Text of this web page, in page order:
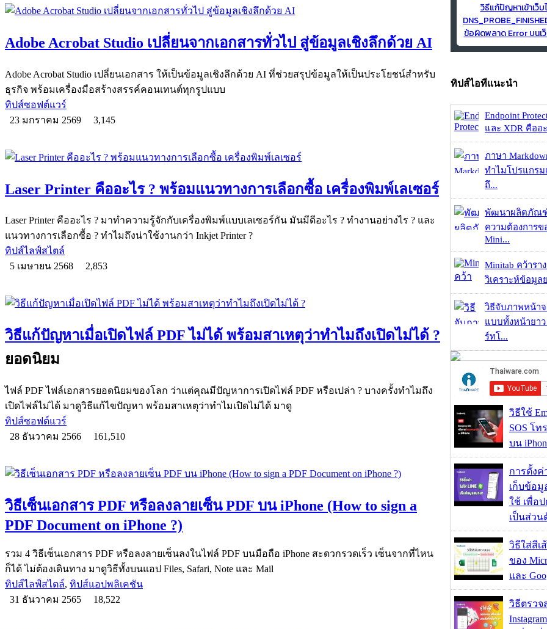
Adobe Acrobat Studio เปลี่ยนจากเอกสารทั่วไป สู่ข้อมูลเชิงลึกด้วย AI
Adobe Acrobat Studio เปลี่ยนเอกสาร ให้เป็นข้อมูลเชิงลึกด้วย AI ที่ช่วยสรุปข้อมูลให้เป็นประโยชน์สำหรับ
ธุรกิจ พร้อมเครื่องมือสร้างสรรค์คอนเทนต์ทุกรูปแบบ
ทิปส์ซอฟต์แวร์
23 มกราคม 2569
3,145
Laser Printer คืออะไร ? พร้อมแนวทางการเลือกซื้อ เครื่องพิมพ์เลเซอร์
Laser Printer คืออะไร ? มาทำความรู้จักกับเครื่องพิมพ์แบบเลเซอร์กัน มันมีดีอะไร ? ทำงานอย่างไร ? และ
แนวทางการเลือกซื้อ ? ทำไมถึงน่าใช้งานกว่า Inkjet Printer ?
ทิปส์ไลฟ์สไตล์
5 เมษายน 2568
2,853
วิธีแก้ปัญหาเมื่อเปิดไฟล์ PDF ไม่ได้ พร้อมสาเหตุว่าทำไมถึงเปิดไม่ได้ ?
ยอดนิยม
ไฟล์ PDF ไฟล์เอกสารยอดนิยมของโลก ว่าแต่คุณมีปัญหาการเปิดไฟล์ PDF หรือเปล่า ? บางครั้งทำไมถึง
เปิดไฟล์ไม่ได้ มาดูวิธีแก้ไขปัญหา พร้อมสาเหตุว่าทำไมเปิดไม่ได้ มาดู
ทิปส์ซอฟต์แวร์
28 ธันวาคม 2566
161,510
วิธีเซ็นเอกสาร PDF หรือลงลายเซ็น PDF บน iPhone (How to sign a
PDF Document on iPhone ?)
รวม 4 วิธีเซ็นเอกสาร PDF หรือลงลายเซ็นลงในไฟล์ PDF บนมือถือ iPhone สะดวกรวดเร็ว เซ็นจากที่ไหน
ก็ได้ ไม่ต้องเดินทาง มาดูวิธีทั้งบนแอป Files, Safari, Note และ Mail
ทิปส์ไลฟ์สไตล์, ทิปส์แอปพลิเคชัน
31 ธันวาคม 2565
18,522
วิธีแก้ปัญหาเข้าเว็บ
ข้อผิดพลาด Error บนเว็
ทิปส์ไอทีแนะนำ
Endpoint
และ XDR คืออ
ภาษา
ทำไมโปรแกรม
ถึ...
พัฒนาผลิตภัณ
ความต้องการข
Mini...
Minitab คว้ารา
วิเคราะห์ข้อมูล
วิธีจับภาพหน้าจ
แบบทั้งหน้ายา
ร์ทโ...
วิธีใช้
SOS โ
บน
การตั้งค่
เก็บข้อ
ใช้ เพื่อ
เป็นส่ว
วิธีใส่สีเ
ของ
และ
วิธีตรวจ